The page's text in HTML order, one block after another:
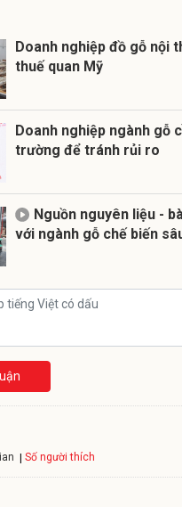
Doanh nghiệp đồ gỗ nội
thuế quan Mỹ
Doanh nghiệp ngành gỗ
trường để tránh rủi ro
Nguồn nguyên liệu -
với ngành gỗ chế biến
Số người thích